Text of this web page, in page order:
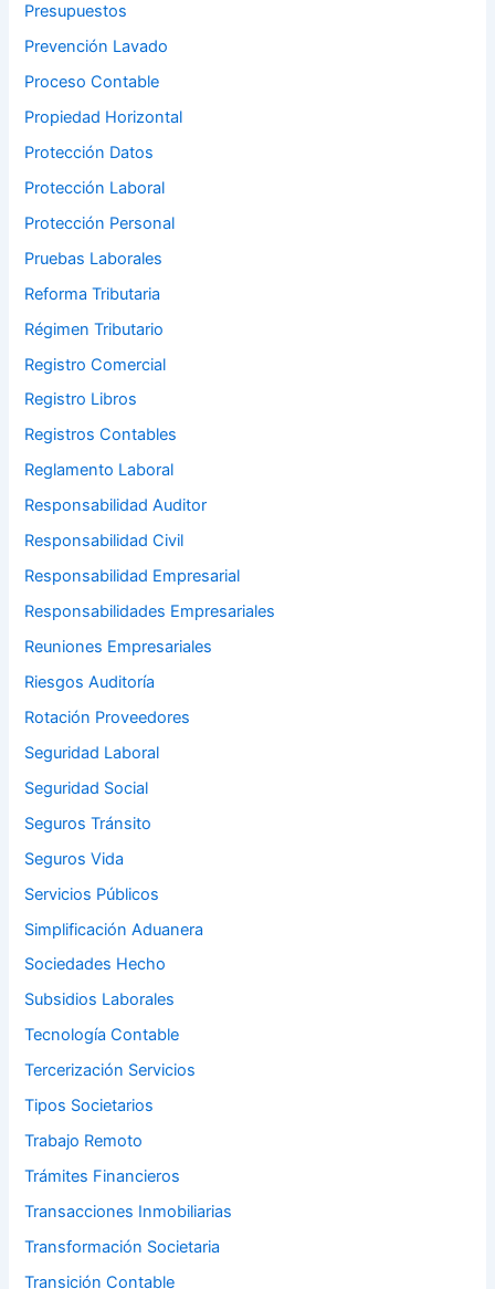
Presupuestos
Prevención Lavado
Proceso Contable
Propiedad Horizontal
Protección Datos
Protección Laboral
Protección Personal
Pruebas Laborales
Reforma Tributaria
Régimen Tributario
Registro Comercial
Registro Libros
Registros Contables
Reglamento Laboral
Responsabilidad Auditor
Responsabilidad Civil
Responsabilidad Empresarial
Responsabilidades Empresariales
Reuniones Empresariales
Riesgos Auditoría
Rotación Proveedores
Seguridad Laboral
Seguridad Social
Seguros Tránsito
Seguros Vida
Servicios Públicos
Simplificación Aduanera
Sociedades Hecho
Subsidios Laborales
Tecnología Contable
Tercerización Servicios
Tipos Societarios
Trabajo Remoto
Trámites Financieros
Transacciones Inmobiliarias
Transformación Societaria
Transición Contable